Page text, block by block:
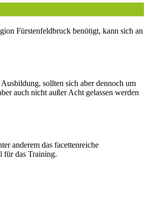
Fürstenfeldbruck benötigt, kann sich an
sollten sich aber dennoch um
auch nicht außer Acht gelassen werden
anderem das facettenreiche
für das Training.